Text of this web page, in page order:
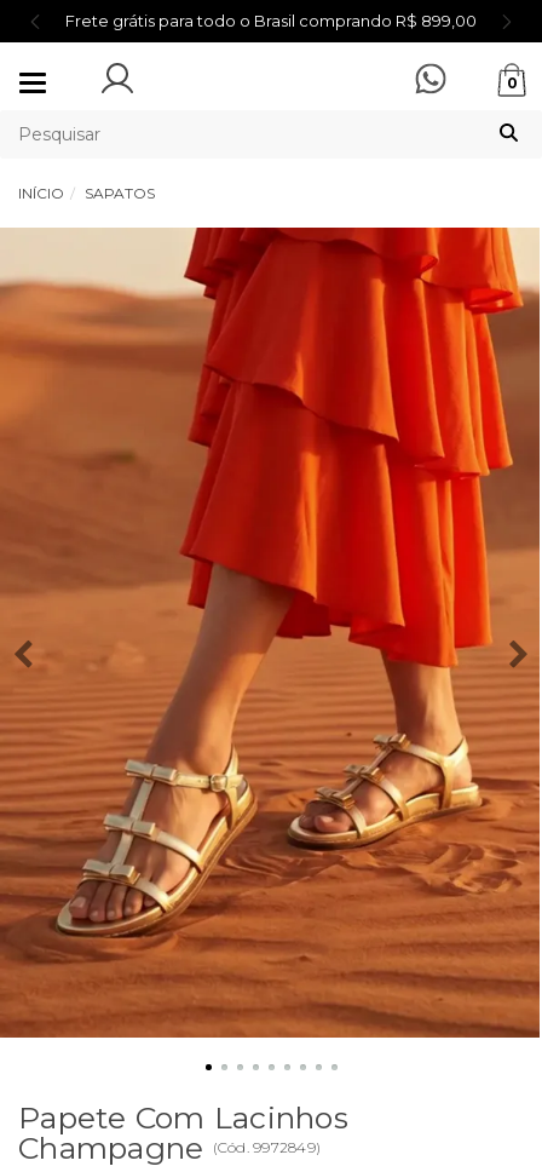
Frete grátis para todo o Brasil comprando R$ 899,00
Mudar
0
INÍCIO SAPATOS
Papete Com Lacinhos
Champagne
(Cód. 9972849)